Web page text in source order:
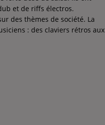
et de riffs électros.
des thèmes de société. La
: des claviers rétros aux